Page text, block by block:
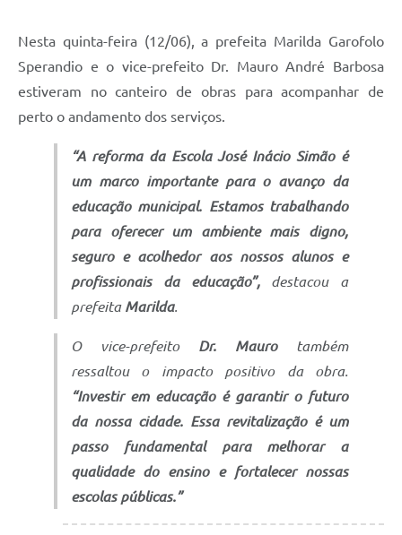
Nesta quinta-feira (12/06), a prefeita Marilda Garofolo
Sperandio e o vice-prefeito Dr. Mauro André Barbosa
estiveram no canteiro de obras para acompanhar de
perto o andamento dos serviços.
“A reforma da Escola José Inácio Simão é
um marco importante para o avanço da
educação municipal. Estamos trabalhando
para oferecer um ambiente mais digno,
seguro e acolhedor aos nossos alunos e
profissionais da educação”,destacou a
prefeita Marilda.
O vice-prefeito Dr. Mauro também
ressaltou o impacto positivo da obra.
“Investir em educação é garantir o futuro
da nossa cidade. Essa revitalização é um
passo fundamental para melhorar a
qualidade do ensino e fortalecer nossas
escolas públicas.”